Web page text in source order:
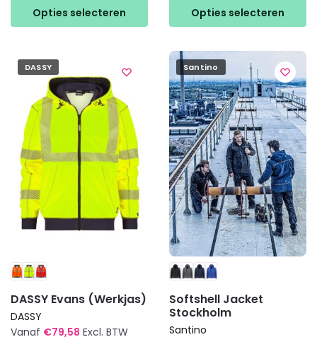
Opties selecteren
heeft
meerdere
Deze
gekozen
worden
op
de
productpagina
Opties selecteren
product
heeft
variaties.
Deze
optie
kan
gekozen
worden
op
de
productpagina
DASSY
DASSY Evans (Werkjas)
DASSY
Vanaf €79,58 Excl. BTW
Santino
Softshell Jacket
Stockholm
Santino